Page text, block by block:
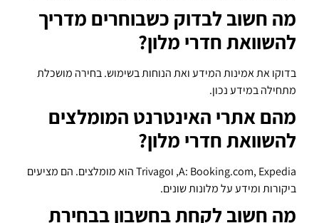
מה חשוב לבדוק כשבוחרים מדריך
להשוואת חדרי מלון?
בדוקו את אמינות המידע ואת הנוחות בשימוש. בחירה מושכלת
מתחילה במידע נכון.
מהם אתרי האינטרנט המומלצים
להשוואת חדרי מלון?
A: Booking.com, Expedia, וTrivago הוא מומלצים. הם מציעים
ביקורות ומידע על מלונות שונים.
מה חשוב לקחת בחשבון בבחירת